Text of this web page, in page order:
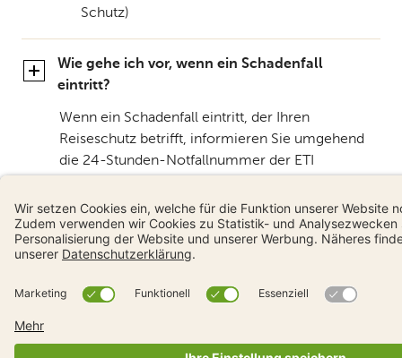
Schutz)
Wie gehe ich vor, wenn ein Schadenfall
eintritt?
Wenn ein Schadenfall eintritt, der Ihren
Reiseschutz betrifft, informieren Sie umgehend
die 24-Stunden-Notfallnummer der ETI
Hier werden wir Ihr Anliegen entgegennehmen,
die nötigen Schritte einleiten und Sie
bestmöglich unterstützen.